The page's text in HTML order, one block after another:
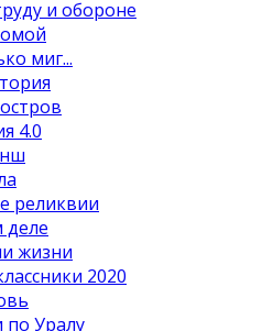
и обороне
миг...
4.0
реликвии
деле
жизни
2020
по Уралу